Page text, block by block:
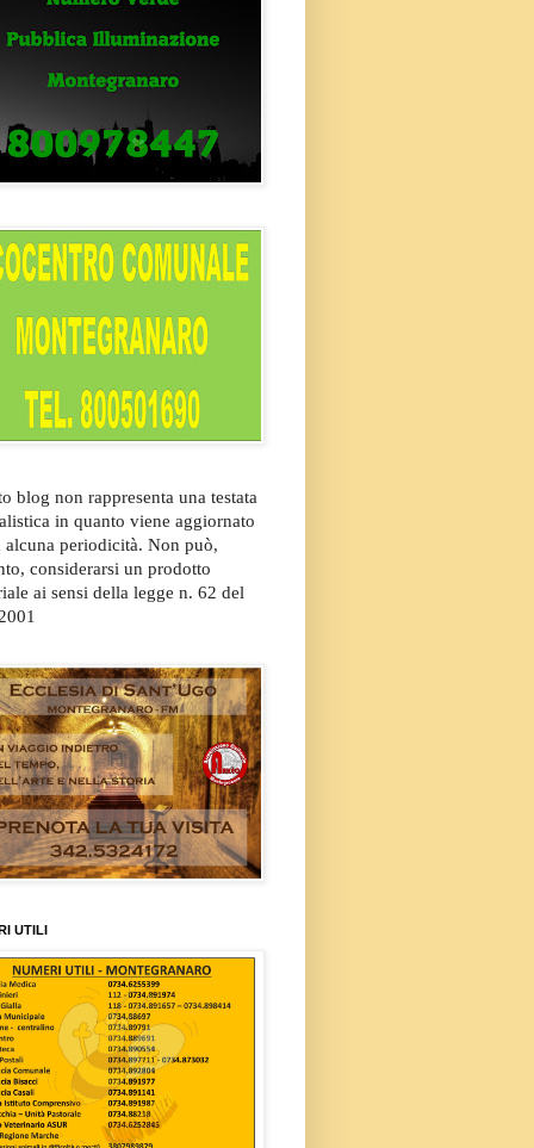
blog non rappresenta una testata
in quanto viene aggiornato
alcuna periodicità. Non può,
considerarsi un prodotto
ai sensi della legge n. 62 del
UTILI